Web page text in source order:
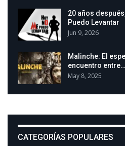
20 años
Puedo Levantar
Jun 9, 2026
Malinche: El
encuentro entre…
May 8, 2025
CATEGORÍAS POPULARES